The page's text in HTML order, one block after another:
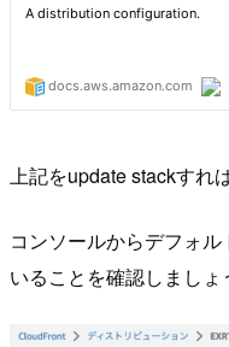
上記をupdate stackすれ
コンソールからデフォ
いることを確認しましょ